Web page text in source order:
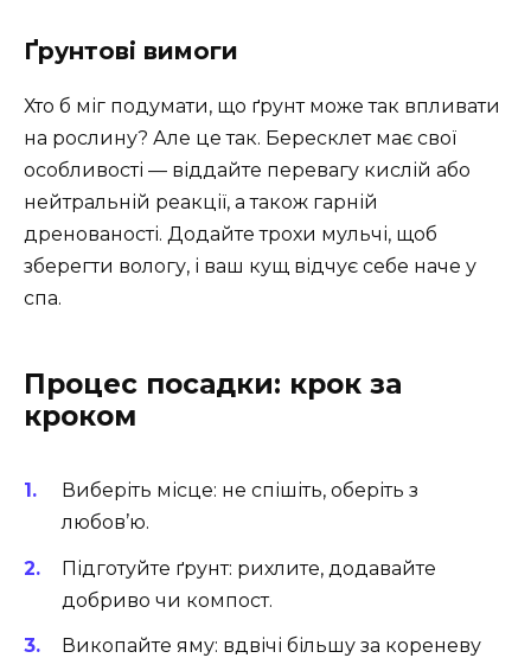
Ґрунтові вимоги
Хто б міг подумати, що ґрунт може так впливати
на рослину? Але це так. Бересклет має свої
особливості — віддайте перевагу кислій або
нейтральній реакції, а також гарній
дренованості. Додайте трохи мульчі, щоб
зберегти вологу, і ваш кущ відчує себе наче у
спа.
Процес посадки: крок за
кроком
Виберіть місце: не спішіть, оберіть з
любов’ю.
Підготуйте ґрунт: рихлите, додавайте
добриво чи компост.
Викопайте яму: вдвічі більшу за кореневу